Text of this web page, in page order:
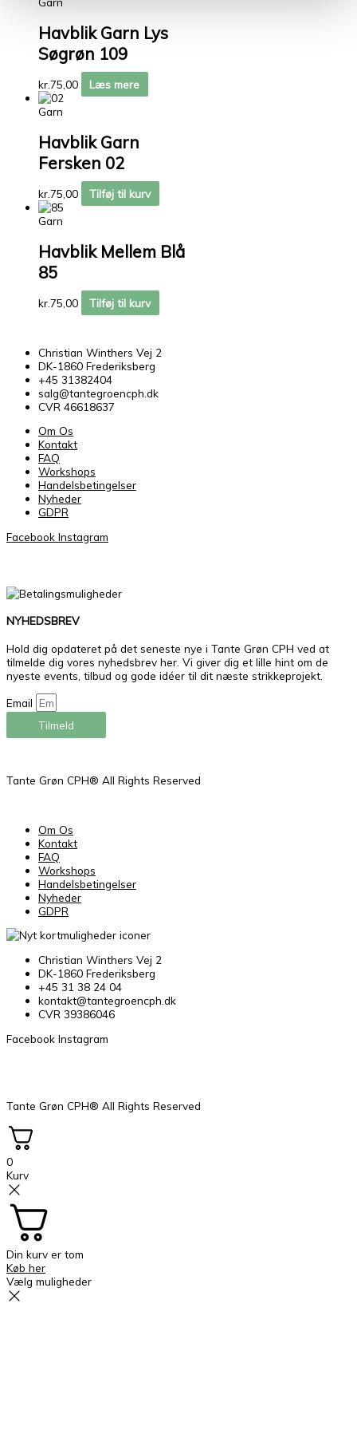
Havblik Garn Lys
Søgrøn 109
kr.75,00
Læs mere
Garn
Havblik Garn
Fersken 02
kr.75,00
Tilføj til kurv
Garn
Havblik Mellem Blå
85
kr.75,00 Tilføj til kurv
Christian Winthers Vej 2
DK-1860 Frederiksberg
+45 31382404
salg@tantegroencph.dk
CVR 46618637
Om Os
Kontakt
FAQ
Workshops
Handelsbetingelser
Nyheder
GDPR
Facebook Instagram
NYHEDSBREV
Hold dig opdateret på det seneste nye i Tante Grøn CPH ved at
tilmelde dig vores nyhedsbrev her. Vi giver dig et lille hint om de
nyeste events, tilbud og gode idéer til dit næste strikkeprojekt.
Email
Tilmeld
Tante Grøn CPH® All Rights Reserved
Om Os
Kontakt
FAQ
Workshops
Handelsbetingelser
Nyheder
GDPR
Christian Winthers Vej 2
DK-1860 Frederiksberg
+45 31 38 24 04
kontakt@tantegroencph.dk
CVR 39386046
Facebook Instagram
Tante Grøn CPH® All Rights Reserved
0
Kurv
Din kurv er tom
Køb her
Vælg muligheder